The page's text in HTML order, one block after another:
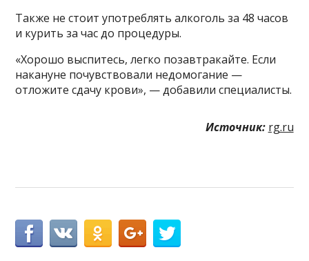
Также не стоит употреблять алкоголь за 48 часов
и курить за час до процедуры.
«Хорошо выспитесь, легко позавтракайте. Если
накануне почувствовали недомогание —
отложите сдачу крови», — добавили специалисты.
Источник: rg.ru